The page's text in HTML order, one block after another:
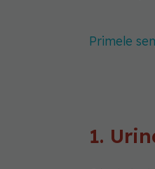
Primele
1.